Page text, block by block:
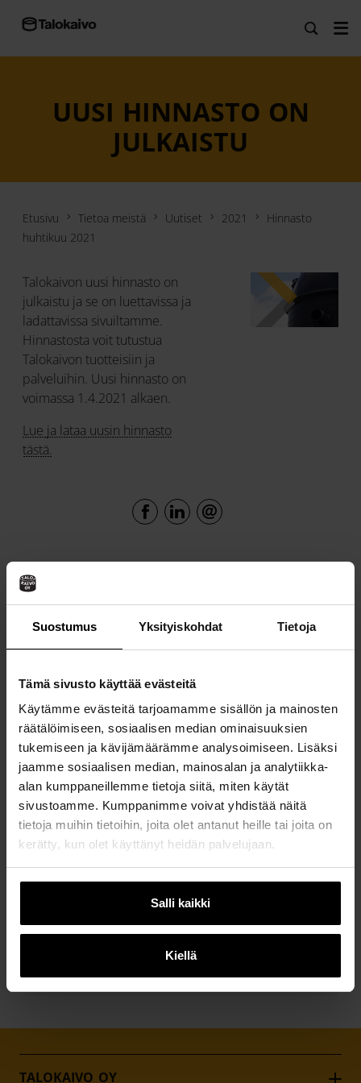
Suostumus Yksityiskohdat Tietoja
Tämä sivusto käyttää evästeitä
Käytämme evästeitä tarjoamamme sisällön ja mainosten
räätälöimiseen, sosiaalisen median ominaisuuksien
tukemiseen ja kävijämäärämme analysoimiseen. Lisäksi
jaamme sosiaalisen median, mainosalan ja analytiikka-
alan kumppaneillemme tietoja siitä, miten käytät
sivustoamme. Kumppanimme voivat yhdistää näitä
tietoja muihin tietoihin, joita olet antanut heille tai joita on
kerätty, kun olet käyttänyt heidän palvelujaan.
Salli kaikki
Kiellä
UUSI HINNASTO ON
JULKAISTU
Etusivu Tietoa meistä Uutiset 2021
Hinnasto
huhtikuu 2021
Talokaivon uusi hinnasto on
julkaistu ja se on luettavissa ja
ladattavissa sivuiltamme.
Hinnastosta voit tutustua
Talokaivon tuotteisiin ja
palveluihin. Uusi hinnasto on
voimassa 1.4.2021 alkaen.
Lue ja lataa uusin hinnasto
tästä.
LISÄTIETOJA
Petri Rissanen
Myymäläpäällikkö, Vantaa
+358 10 543 3155
petri.rissanen@talokaivo.fi
TALOKAIVO OY